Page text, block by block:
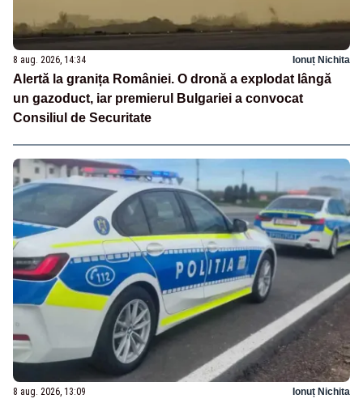
8 aug. 2026, 14:34 Ionuț Nichita
Alertă la granița României. O dronă a explodat lângă
un gazoduct, iar premierul Bulgariei a convocat
Consiliul de Securitate
8 aug. 2026, 13:09 Ionuț Nichita